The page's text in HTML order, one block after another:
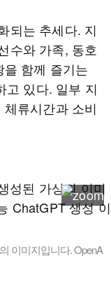
되는 추세다. 지
수와 가족, 동호
함께 즐기는
고 있다. 일부 지
류시간과 소비
이미지입니다. OpenA